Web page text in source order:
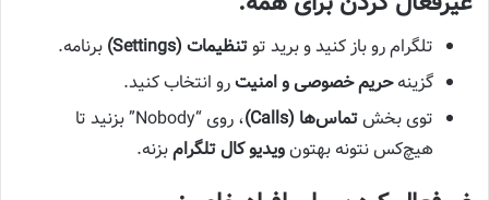
تلگرام رو باز کنید و برید توتنظیمات (Settings)
برنامه.
گزینهحریم خصوصی و امنیترو انتخاب کنید.
توی بخشتماس‌ها (Calls)
، روی “Nobody” بزنید تا
هیچ‌کس نتونه بهتونویدیو کال تلگرامبزنه.